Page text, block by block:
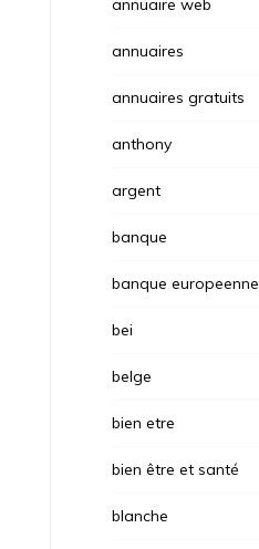
annuaire web
annuaires
annuaires gratuits
anthony
argent
banque
banque europeenne
bei
belge
bien etre
bien être et santé
blanche